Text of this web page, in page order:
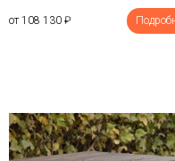
от 108 130 ₽